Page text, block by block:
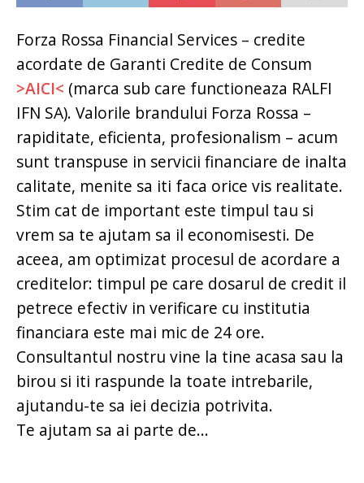
Forza Rossa Financial Services – credite
acordate de Garanti Credite de Consum
>AICI< (marca sub care functioneaza RALFI
IFN SA). Valorile brandului Forza Rossa –
rapiditate, eficienta, profesionalism – acum
sunt transpuse in servicii financiare de inalta
calitate, menite sa iti faca orice vis realitate.
Stim cat de important este timpul tau si
vrem sa te ajutam sa il economisesti. De
aceea, am optimizat procesul de acordare a
creditelor: timpul pe care dosarul de credit il
petrece efectiv in verificare cu institutia
financiara este mai mic de 24 ore.
Consultantul nostru vine la tine acasa sau la
birou si iti raspunde la toate intrebarile,
ajutandu-te sa iei decizia potrivita.
Te ajutam sa ai parte de...